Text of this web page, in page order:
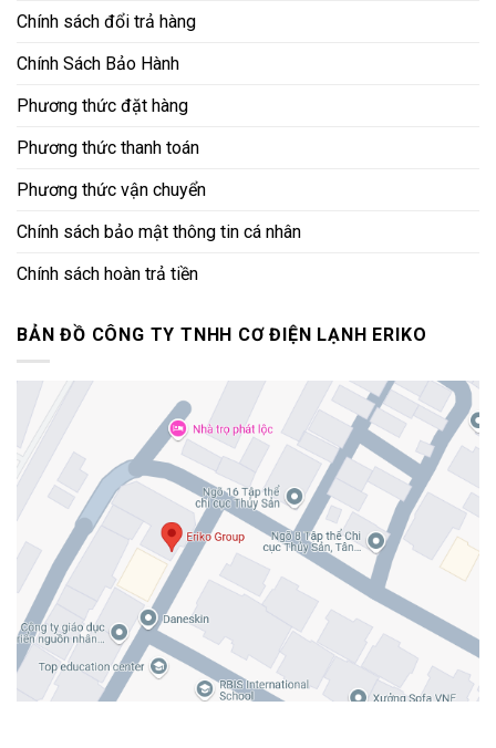
Chính sách đổi trả hàng
Chính Sách Bảo Hành
Phương thức đặt hàng
Phương thức thanh toán
Phương thức vận chuyển
Chính sách bảo mật thông tin cá nhân
Chính sách hoàn trả tiền
BẢN ĐỒ CÔNG TY TNHH CƠ ĐIỆN LẠNH ERIKO